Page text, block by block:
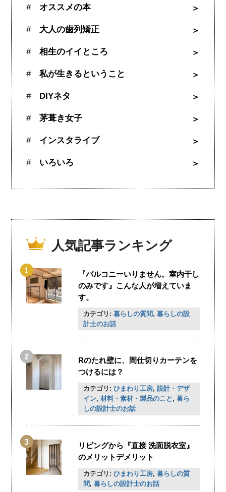
オススメの本
大人の歯列矯正
相生のイイところ
私が生きるということ
DIYネタ
茅葺き女子
インスタライブ
いろいろ
人気記事ランキング
『バルコニーいりません。室内干し
のみです』こんな人が増えていま
す。
カテゴリ: 暮らしの質問, 暮らしの設
計士のお話
Rのたれ壁に、間仕切りカーテンを
つけるには？
カテゴリ: ひまわり工房, 設計・デザ
イン, 材料・素材・製品のこと , 暮ら
しの設計士のお話
リビングから『直接 洗面脱衣室』
のメリットデメリット
カテゴリ: ひまわり工房, 暮らしの質
問, 暮らしの設計士のお話